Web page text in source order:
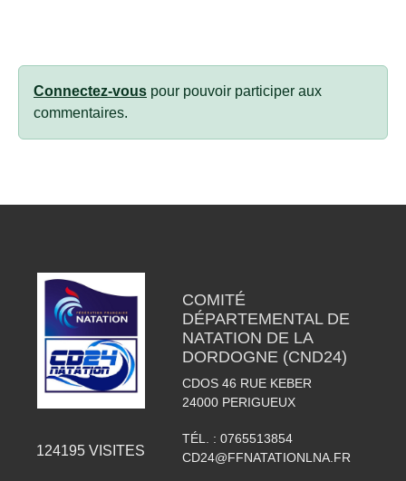
Connectez-vous pour pouvoir participer aux
commentaires.
124195 VISITES
COMITÉ
DÉPARTEMENTAL DE
NATATION DE LA
DORDOGNE (CND24)
CDOS 46 RUE KEBER
24000 PERIGUEUX
TÉL. : 0765513854
CD24@FFNATATIONLNA.FR